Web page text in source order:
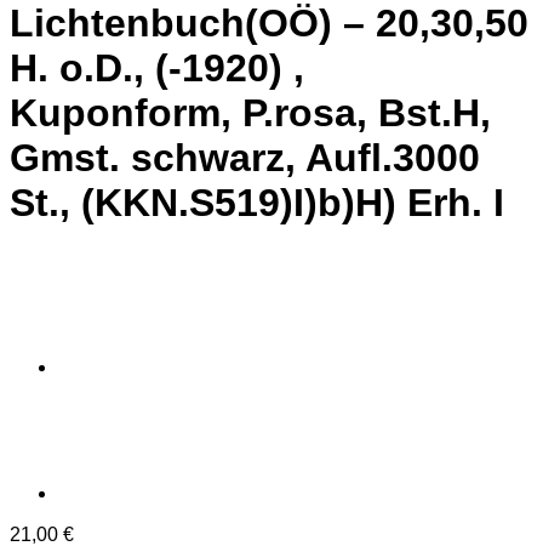
Lichtenbuch(OÖ) – 20,30,50
H. o.D., (-1920) ,
Kuponform, P.rosa, Bst.H,
Gmst. schwarz, Aufl.3000
St., (KKN.S519)I)b)H) Erh. I
21,00 €